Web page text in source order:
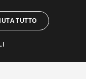
TUTTO